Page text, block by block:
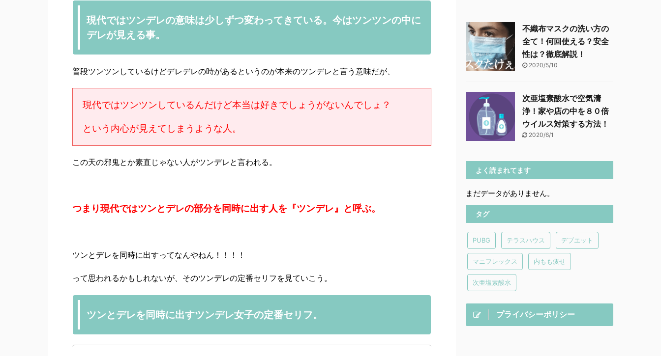
現代ではツンデレの意味は少しずつ変わってきている。今はツンツンの中に
デレが見える事。
普段ツンツンしているけどデレデレの時があるというのが本来のツンデレと言う意味だが、
現代ではツンツンしているんだけど本当は好きでしょうがないんでしょ？
という内心が見えてしまうような人。
この天の邪鬼とか素直じゃない人がツンデレと言われる。
つまり現代ではツンとデレの部分を同時に出す人を『ツンデレ』と呼ぶ。
ツンとデレを同時に出すってなんやねん！！！！
って思われるかもしれないが、そのツンデレの定番セリフを見ていこう。
ツンとデレを同時に出すツンデレ女子の定番セリフ。
不織布マスクの洗い方の
全て！何回使える？安全
性は？徹底解説！
2020/5/10
次亜塩素酸水で空気清
浄！家や店の中を８０倍
ウイルス対策する方法！
2020/6/1
よく読まれてます
まだデータがありません。
タグ
PUBG テラスハウス デブエット
マニフレックス 内もも痩せ
次亜塩素酸水
プライバシーポリシー